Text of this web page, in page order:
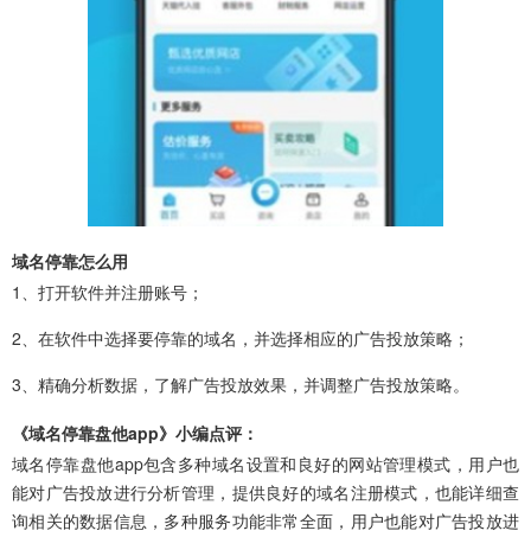
域名停靠怎么用
1、打开软件并注册账号；
2、在软件中选择要停靠的域名，并选择相应的广告投放策略；
3、精确分析数据，了解广告投放效果，并调整广告投放策略。
《域名停靠盘他app》小编点评：
域名停靠盘他app包含多种域名设置和良好的网站管理模式，用户也
能对广告投放进行分析管理，提供良好的域名注册模式，也能详细查
询相关的数据信息，多种服务功能非常全面，用户也能对广告投放进